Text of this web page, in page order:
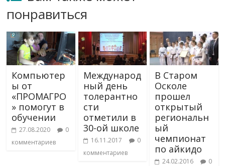
понравиться
Компьютер
ы от
«ПРОМАГРО
» помогут в
обучении
27.08.2020
0
комментариев
Международ
ный день
толерантно
сти
отметили в
30-ой школе
16.11.2017
0
комментариев
В Старом
Осколе
прошел
открытый
региональн
ый
чемпионат
по айкидо
24.02.2016
0